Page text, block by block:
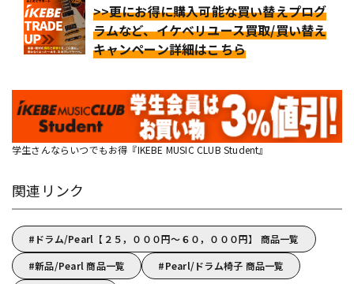
>>更にお得に購入可能な買い替えプログ
ラムなど、イケベリユース買取/買い替え
キャンペーン詳細はこちら
学生さんならいつでもお得『IKEBE MUSIC CLUB Student』
関連リンク
ドラム/Pearl【２５，０００円～６０，０００円】 商品一覧
新品/Pearl 商品一覧
Pearl/ドラム椅子 商品一覧